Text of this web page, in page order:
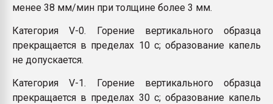
менее 38 мм/мин при толщине более 3 мм.
Категория V-0. Горение вертикального образца
прекращается в пределах 10 с; образование капель
не допускается.
Категория V-1. Горение вертикального образца
прекращается в пределах 30 с; образование капель